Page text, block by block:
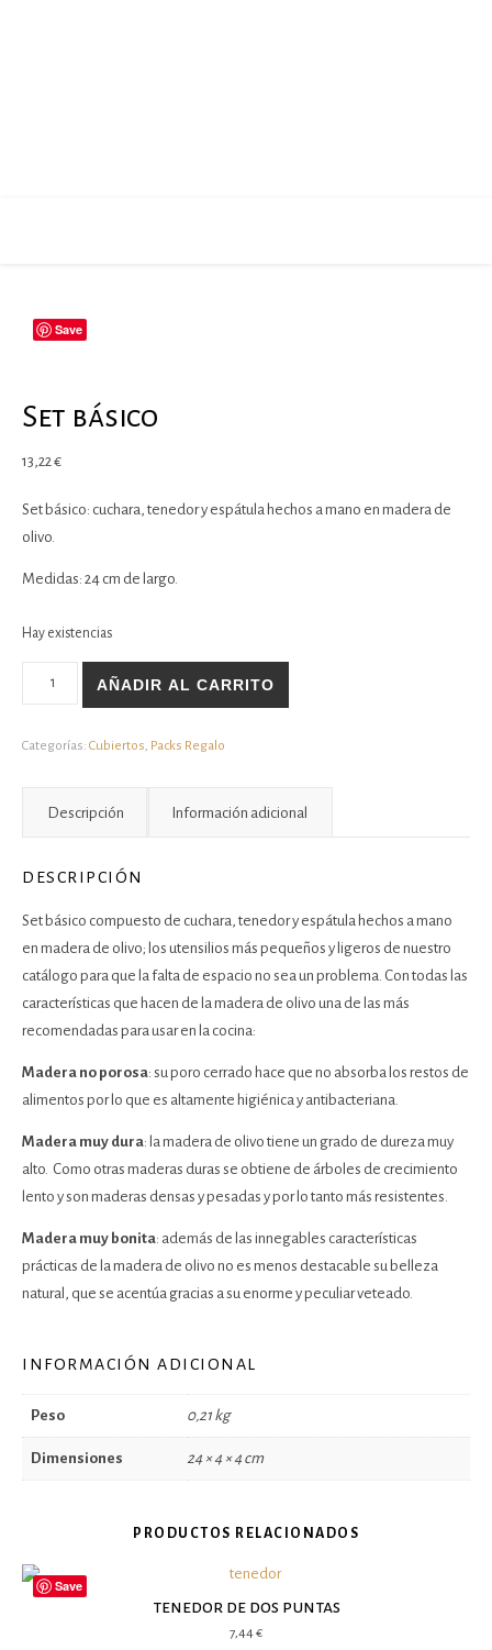
Save
Set básico
13,22€
Set básico: cuchara, tenedor y espátula hechos a mano en madera de
olivo.
Medidas: 24 cm de largo.
Hay existencias
AÑADIR AL CARRITO
Categorías: Cubiertos, Packs Regalo
Descripción Información adicional
DESCRIPCIÓN
Set básico compuesto de cuchara, tenedor y espátula hechos a mano
en madera de olivo; los utensilios más pequeños y ligeros de nuestro
catálogo para que la falta de espacio no sea un problema. Con todas las
características que hacen de la madera de olivo una de las más
recomendadas para usar en la cocina:
Madera no porosa: su poro cerrado hace que no absorba los restos de
alimentos por lo que es altamente higiénica y antibacteriana.
Madera muy dura: la madera de olivo tiene un grado de dureza muy
alto. Como otras maderas duras se obtiene de árboles de crecimiento
lento y son maderas densas y pesadas y por lo tanto más resistentes.
Madera muy bonita: además de las innegables características
prácticas de la madera de olivo no es menos destacable su belleza
natural, que se acentúa gracias a su enorme y peculiar veteado.
INFORMACIÓN ADICIONAL
Peso 0,21 kg
Dimensiones 24 × 4 × 4 cm
PRODUCTOS RELACIONADOS
Save
tenedor de dos puntas
7,44€